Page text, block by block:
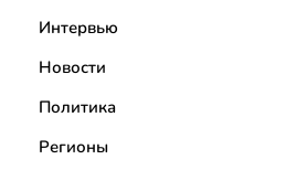
Интервью
Новости
Политика
Регионы